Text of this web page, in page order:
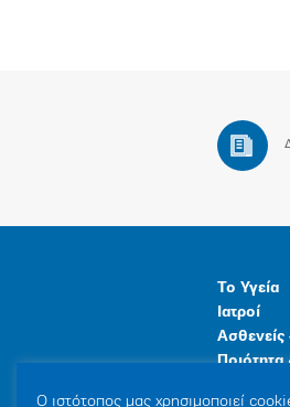
Το Υγεία
Ιατροί
Ασθενείς
Ο ιστότοπoς μας χρησιμοποιεί